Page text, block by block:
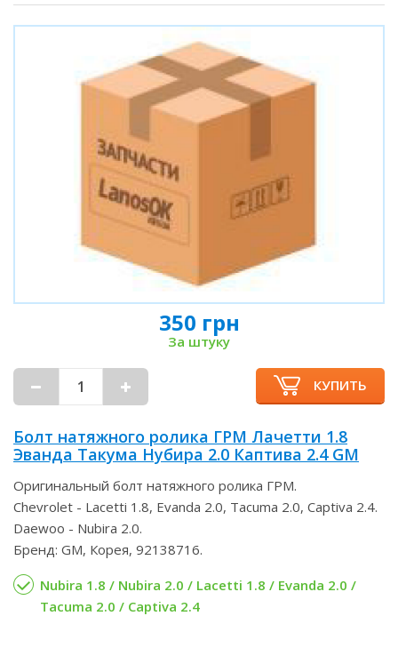
350 грн
За штуку
КУПИТЬ
Болт натяжного ролика ГРМ Лачетти 1.8
Эванда Такума Нубира 2.0 Каптива 2.4 GM
Оригинальный болт натяжного ролика ГРМ.
Chevrolet - Lacetti 1.8, Evanda 2.0, Tacuma 2.0, Captiva 2.4.
Daewoo - Nubira 2.0.
Бренд: GM, Корея, 92138716.
Nubira 1.8 / Nubira 2.0 / Lacetti 1.8 / Evanda 2.0 /
Tacuma 2.0 / Captiva 2.4